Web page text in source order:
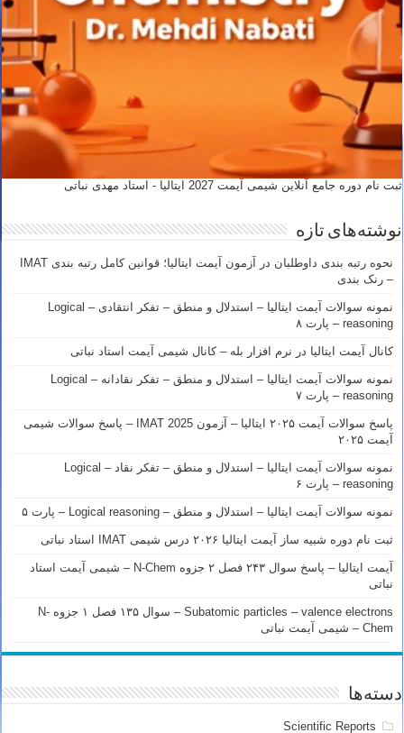
ثبت نام دوره جامع آنلاین شیمی آیمت 2027 ایتالیا - استاد مهدی نباتی
نوشته‌های تازه
نحوه رتبه بندی داوطلبان در آزمون آیمت ایتالیا؛ قوانین کامل رتبه بندی IMAT
– رنک بندی
نمونه سوالات آیمت ایتالیا – استدلال و منطق – تفکر انتقادی – Logical
reasoning – پارت ۸
کانال آیمت ایتالیا در نرم افزار بله – کانال شیمی آیمت استاد نباتی
نمونه سوالات آیمت ایتالیا – استدلال و منطق – تفکر نقادانه – Logical
reasoning – پارت ۷
پاسخ سوالات آیمت ۲۰۲۵ ایتالیا – آزمون IMAT 2025 – پاسخ سوالات شیمی
آیمت ۲۰۲۵
نمونه سوالات آیمت ایتالیا – استدلال و منطق – تفکر نقاد – Logical
reasoning – پارت ۶
نمونه سوالات آیمت ایتالیا – استدلال و منطق – Logical reasoning – پارت ۵
ثبت نام دوره شبیه ساز آیمت ایتالیا ۲۰۲۶ درس شیمی IMAT استاد نباتی
آیمت ایتالیا – پاسخ سوال ۲۴۳ فصل ۲ جزوه N-Chem – شیمی آیمت استاد
نباتی
Subatomic particles – valence electrons – سوال ۱۳۵ فصل ۱ جزوه N-
Chem – شیمی آیمت نباتی
دسته‌ها
Scientific Reports